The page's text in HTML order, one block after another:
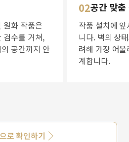
원화 작품은
검수를 거쳐,
공간까지 안
02공간 맞
작품 설치에
니다. 벽의 상
려해 가장 어
계합니다.
로 확인하기